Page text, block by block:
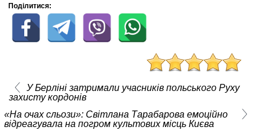
Поділитися:
У Берліні затримали учасників польського Руху
захисту кордонів
«На очах сльози»: Світлана Тарабарова емоційно
відреагувала на погром культових місць Києва